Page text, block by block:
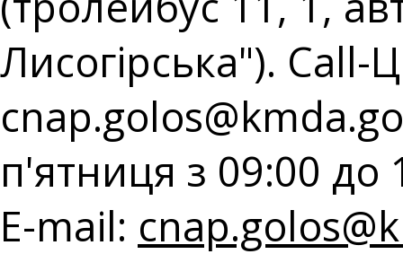
Лисогірська").
п'ятниця з 09:00 до
E-mail: